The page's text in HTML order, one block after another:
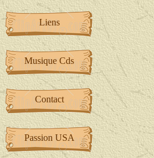
Liens
Musique Cds
Contact
Passion USA